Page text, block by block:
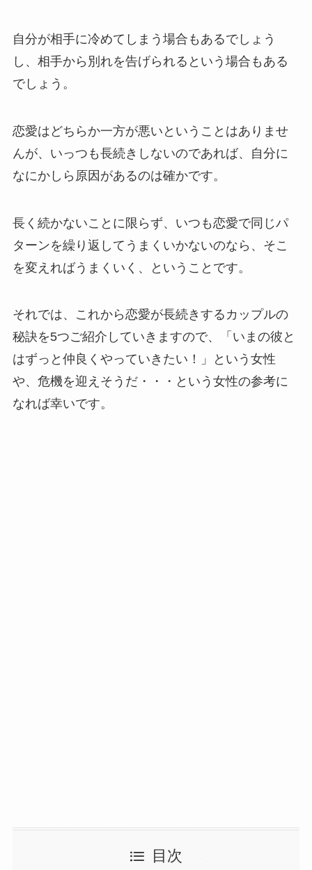
自分が相手に冷めてしまう場合もあるでしょう
し、相手から別れを告げられるという場合もある
でしょう。
恋愛はどちらか一方が悪いということはありませ
んが、いっつも長続きしないのであれば、自分に
なにかしら原因があるのは確かです。
長く続かないことに限らず、いつも恋愛で同じパ
ターンを繰り返してうまくいかないのなら、そこ
を変えればうまくいく、ということです。
それでは、これから恋愛が長続きするカップルの
秘訣を5つご紹介していきますので、「いまの彼と
はずっと仲良くやっていきたい！」という女性
や、危機を迎えそうだ・・・という女性の参考に
なれば幸いです。
目次